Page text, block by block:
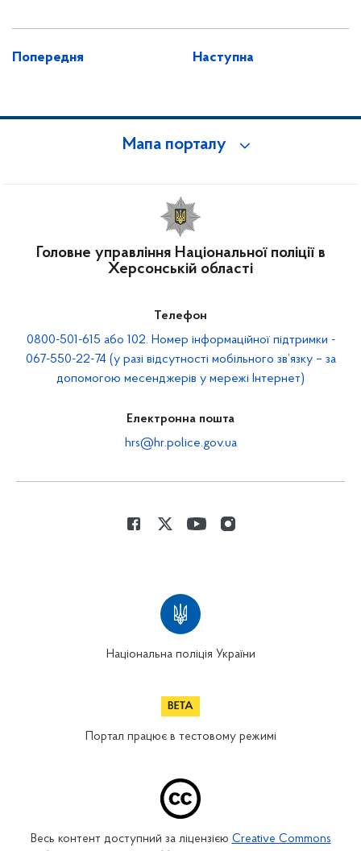
Попередня Наступна
Мапа порталу
Головне управління Національної поліції в
Херсонській області
Телефон
0800-501-615 або 102. Номер інформаційної підтримки -
067-550-22-74 (у разі відсутності мобільного зв’язку – за
допомогою месенджерів у мережі Інтернет)
Електронна пошта
hrs@hr.police.gov.ua
Національна поліція України
Портал працює в тестовому режимі
Весь контент доступний за ліцензією Creative Commons